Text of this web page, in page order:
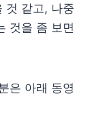
것 같고, 나중
것을 좀 보면
은 아래 동영